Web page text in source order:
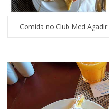
Comida no Club Med